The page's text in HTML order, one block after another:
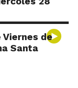
Viernes de
Santa